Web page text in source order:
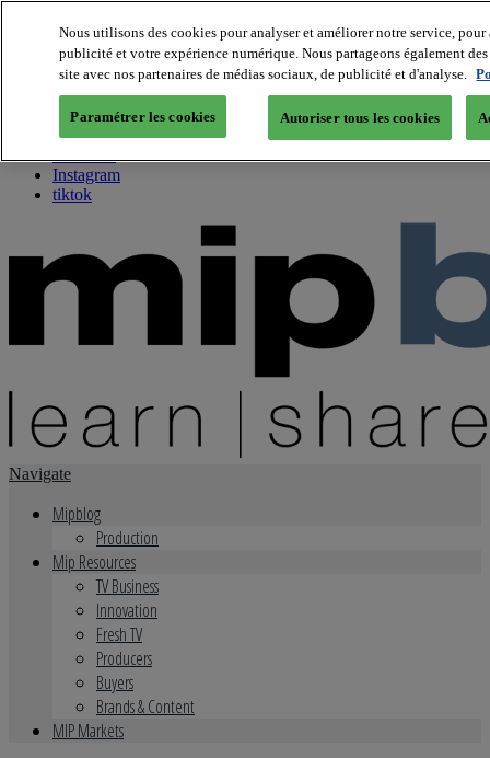
About us
Twitter
Facebook
Youtube
Instagram
tiktok
Navigate
Mipblog
Production
Mip Resources
TV Business
Innovation
Fresh TV
Producers
Buyers
Brands & Content
MIP Markets
Nous utilisons des cookies pour analyser et améliorer notre service,
publicité et votre expérience numérique. Nous partageons également
site avec nos partenaires de médias sociaux, de publicité et d'analyse.
Paramétrer les cookies Autoriser tous les cookies